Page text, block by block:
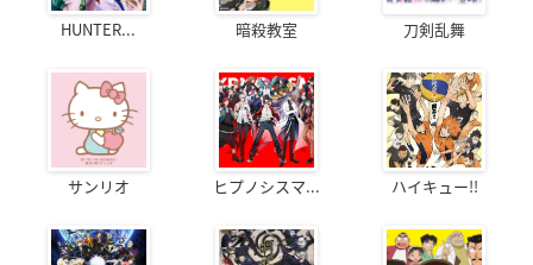
HUNTER... 暗殺教室 刀剣乱舞
サンリオ ヒプノシスマ... ハイキュー!!